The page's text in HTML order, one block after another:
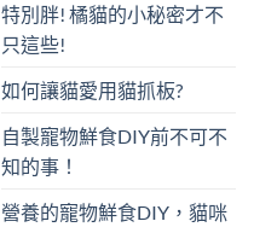
特別胖! 橘貓的小秘密才不
只這些!
如何讓貓愛用貓抓板?
自製寵物鮮食DIY前不可不
知的事！
營養的寵物鮮食DIY，貓咪